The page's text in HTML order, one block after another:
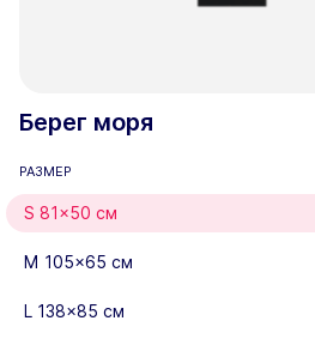
Берег моря
РАЗМЕР
S 81x50 см
M 105x65 см
L 138x85 см